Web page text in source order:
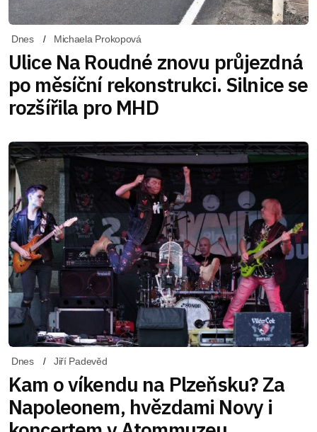
Dnes Michaela Prokopová
Ulice Na Roudné znovu průjezdná
po měsíční rekonstrukci. Silnice se
rozšířila pro MHD
Dnes Jiří Padevěd
Kam o víkendu na Plzeňsku? Za
Napoleonem, hvězdami Novy i